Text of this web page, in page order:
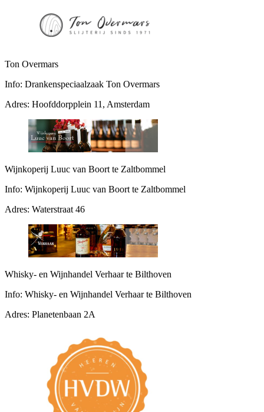
Ton Overmars
Info: Drankenspeciaalzaak Ton Overmars
Adres: Hoofddorpplein 11, Amsterdam
Wijnkoperij Luuc van Boort te Zaltbommel
Info: Wijnkoperij Luuc van Boort te Zaltbommel
Adres: Waterstraat 46
Whisky- en Wijnhandel Verhaar te Bilthoven
Info: Whisky- en Wijnhandel Verhaar te Bilthoven
Adres: Planetenbaan 2A